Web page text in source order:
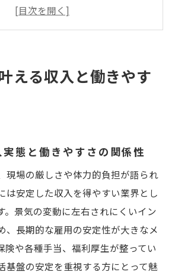
土木工事が与える生活の安定感
の働きやすさと転職のポイント
る土木工事の魅力
労働を感じた土木工事のエピソ
する土木工事の収入と充実感
を目指す土木工事の選び方
キャリアアップを実現する方法
土木工事会社選びのチェックポ
える収入と働きやす
態と働きやすさの関係性
現場の厳しさや体力的負担が語られ
は安定した収入を得やすい業界とし
。景気の変動に左右されにくいイン
、長期的な雇用の安定性が大きなメ
険や各種手当、福利厚生が整ってい
基盤の安定を重視する方にとって魅